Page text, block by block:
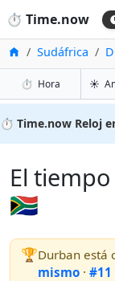
⏱️ Time.now
InicioSudáfrica
⏱️ Horaen Durban
☀️
⏱️ Time.now Reloj
El
🇿🇦
🏆Durban está
mismo ·